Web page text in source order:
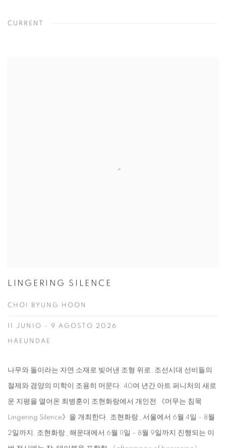
CURRENT
LINGERING SILENCE
CHOI BYUNG HOON
11 JUNIO - 9 AGOSTO 2026
HAEUNDAE
나무와 돌이라는 자연 소재로 빚어낸 조형 위로, 조선시대 선비들의
절제와 겸양의 미학이 조용히 머문다. 40여 년간 아트 퍼니처의 새로
운 지평을 열어온 최병훈이 조현화랑에서 개인전 《머무는 침묵
Lingering Silence》을 개최한다. 조현화랑_서울에서 6월 4일 – 8월
2일까지, 조현화랑_해운대에서 6월 11일 – 8월 9일까지 진행되는 이